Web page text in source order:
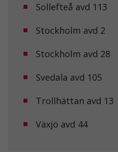
Sollefteå avd 113
Stockholm avd 2
Stockholm avd 28
Svedala avd 105
Trollhättan avd 13
Växjö avd 44